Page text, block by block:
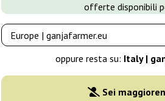
offerte disponibili
oppure resta su: Italy |
Sei